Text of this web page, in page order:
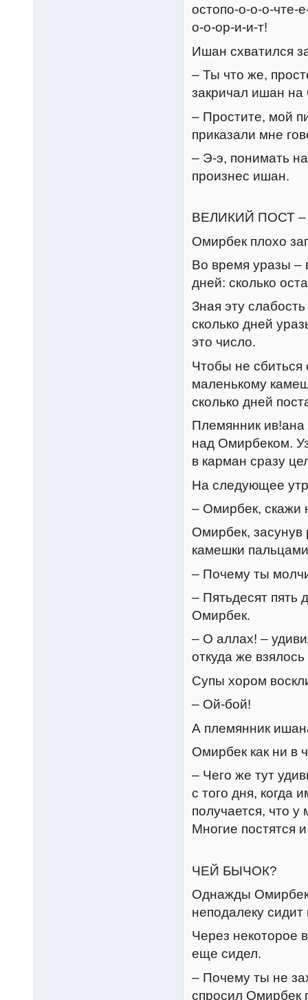
остопо-о-о-о-чте-
о-о-ор-и-и-т!
Ишан схватился
– Ты что же,
закричал ишан
– Простите, мой
приказали мне
– Э-э, понимать
произнес ишан.
ВЕЛИКИЙ ПОСТ –
Омирбек плохо
Во время уразы –
дней: сколько
Зная эту
сколько дней
это число.
Чтобы не сбиться
маленькому
сколько дней
Племянник ив!ана
над Омирбеком.
в карман сразу
На следующее
– Омирбек, скажи
Омирбек, засунув
камешки
– Почему ты
– Пятьдесят пять
Омирбек.
– О аллах! –
откуда же
Супы хором
– Ой-бой!
А племянник
Омирбек как ни в
– Чего же тут
с того дня, когда
получается, что у
Многие постятся
ЧЕЙ БЫЧОК?
Однажды
неподалеку сидит
Через некоторое
еще сидел.
– Почему ты не
спросил Омирбек